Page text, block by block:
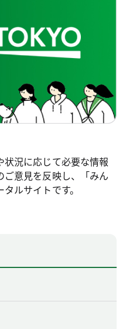
況に応じて必要な情報
意見を反映し、「みん
ルサイトです。